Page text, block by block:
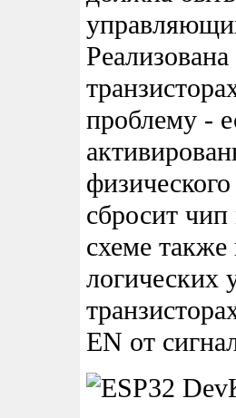
проблему -
сбросит
схеме также
логических
EN от